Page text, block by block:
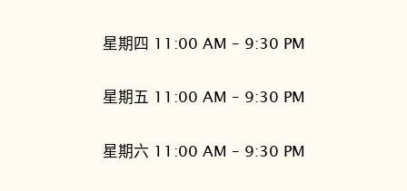
星期四 11:00 AM – 9:30 PM
星期五 11:00 AM – 9:30 PM
星期六 11:00 AM – 9:30 PM